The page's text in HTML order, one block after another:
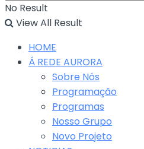
No Result
View All Result
HOME
Á REDE AURORA
Sobre Nós
Programação
Programas
Nosso Grupo
Novo Projeto